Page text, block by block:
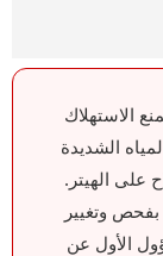
الاستهلاك
الشديدة
على الهيتر.
وتغيير
الأول عن